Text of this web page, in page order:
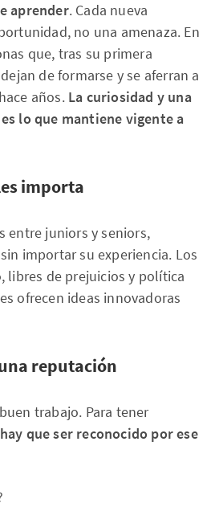
aprender. Cada nueva
no una amenaza. En
que, tras su primera
de formarse y se aferran a
años. La curiosidad y una
lo que mantiene vigente a
importa
entre juniors y seniors,
importar su experiencia. Los
libres de prejuicios y política
ofrecen ideas innovadoras
reputación
trabajo. Para tener
hay que ser reconocido por ese